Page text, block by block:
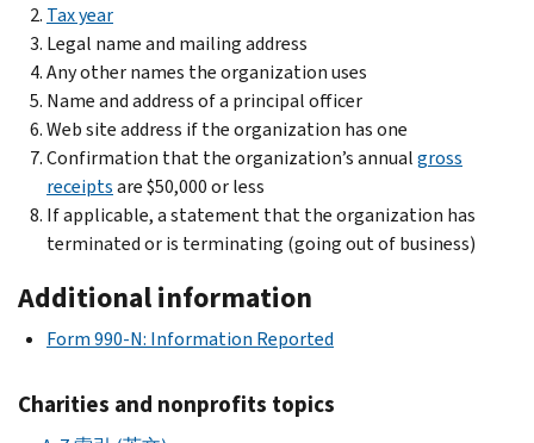
Tax year
Legal name and mailing address
Any other names the organization uses
Name and address of a principal officer
Web site address if the organization has one
Confirmation that the organization’s annualgross
receiptsare $50,000 or less
If applicable, a statement that the organization has
terminated or is terminating (going out of business)
Additional information
Form 990-N: Information Reported
Charities and nonprofits topics